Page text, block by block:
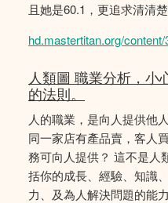
且她是60.1，更追求清清
hd.mastertitan.org/content/
人類圖 職業分析，小
的法則。
人的職業，是向人提供他
同一家店有產品賣，客人
務可向人提供？ 這不是人
括你的成長、經驗、知識
力、及為人解決問題的能力